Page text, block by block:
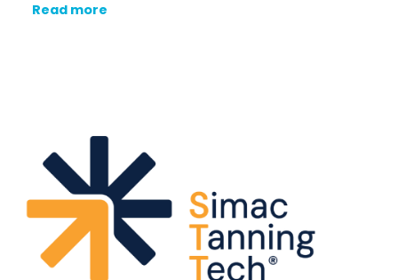
Read more